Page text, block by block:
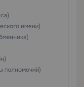
имени)
полномочий)